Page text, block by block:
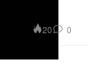
20 0